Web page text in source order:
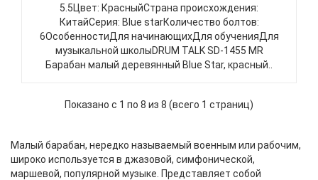
5.5Цвет: КрасныйСтрана происхождения:
КитайСерия: Blue starКоличество болтов:
6ОсобенностиДля начинающихДля обученияДля
музыкальной школыDRUM TALK SD-1455 MR
Барабан малый деревянный Blue Star, красный..
Показано с 1 по 8 из 8 (всего 1 страниц)
Малый барабан, нередко называемый военным или рабочим,
широко используется в джазовой, симфонической,
маршевой, популярной музыке. Представляет собой